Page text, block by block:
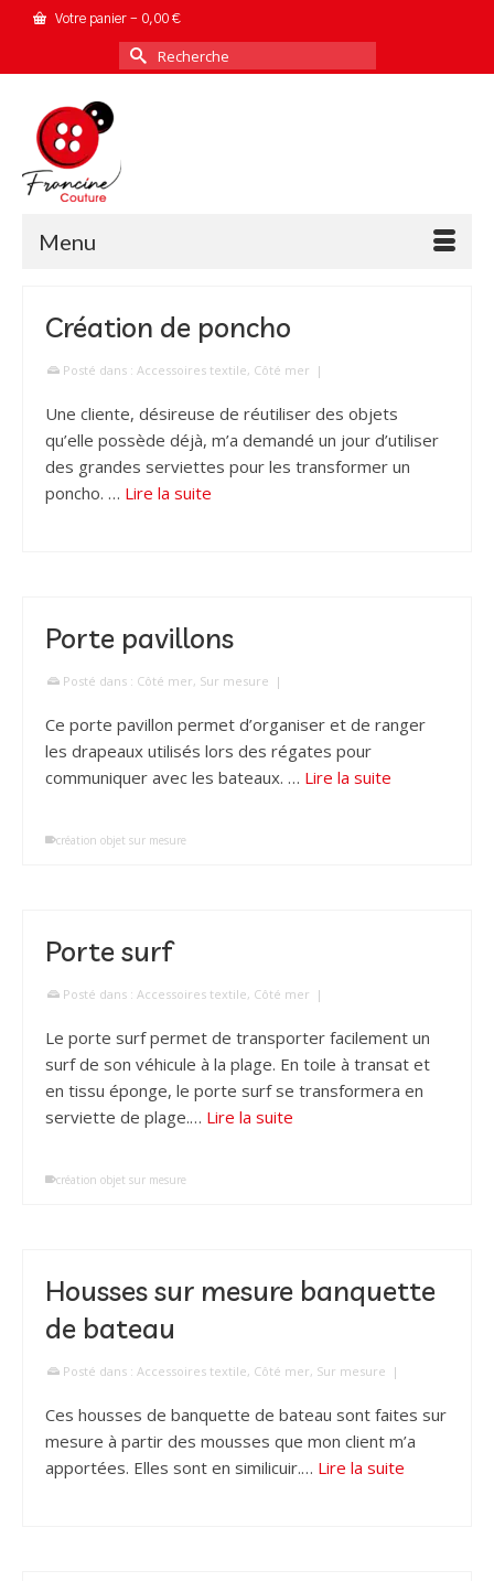
Votre panier - 0,00 €
Rechercher :
Menu
Création de poncho
Posté dans : Accessoires textile, Côté mer |
Une cliente, désireuse de réutiliser des objets
qu’elle possède déjà, m’a demandé un jour d’utiliser
des grandes serviettes pour les transformer un
poncho. … Lire la suite
Porte pavillons
Posté dans : Côté mer, Sur mesure |
Ce porte pavillon permet d’organiser et de ranger
les drapeaux utilisés lors des régates pour
communiquer avec les bateaux. … Lire la suite
création objet sur mesure
Porte surf
Posté dans : Accessoires textile, Côté mer |
Le porte surf permet de transporter facilement un
surf de son véhicule à la plage. En toile à transat et
en tissu éponge, le porte surf se transformera en
serviette de plage.… Lire la suite
création objet sur mesure
Housses sur mesure banquette
de bateau
Posté dans : Accessoires textile, Côté mer, Sur mesure |
Ces housses de banquette de bateau sont faites sur
mesure à partir des mousses que mon client m’a
apportées. Elles sont en similicuir.… Lire la suite